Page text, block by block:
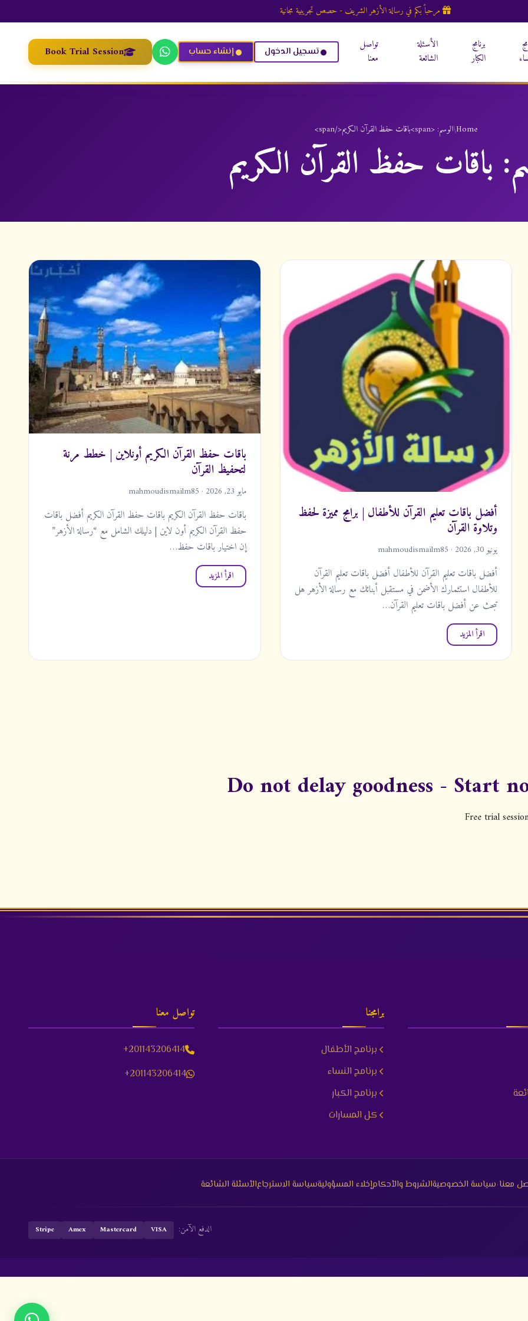
مرحباً بكم في رسالة الأزهر الشريف - حصص تجريبية مجانية
برنامج
الكبار
الأسئلة
الشائعة
تواصل
معنا
تسجيل الدخول إنشاء حساب Book Trial Session
Home
/الوسم: <span>باقات حفظ القرآن الكريم</span>
باقات حفظ القرآن الكريم
أفضل باقات تعليم القرآن للأطفال | برامج مميزة لحفظ
وتلاوة القرآن
يونيو 30, 2026 · mahmoudismailm85
أفضل باقات تعليم القرآن للأطفال أفضل باقات تعليم القرآن
للأطفال استثمارك الأضمن في مستقبل أبنائك مع رسالة الأزهر هل
تبحث عن أفضل باقات تعليم القرآن…
اقرأ المزيد
باقات حفظ القرآن الكريم أونلاين | خطط مرنة
لتحفيظ القرآن
مايو 23, 2026 · mahmoudismailm85
باقات حفظ القرآن الكريم باقات حفظ القرآن الكريم أفضل باقات
حفظ القرآن الكريم أون لاين | دليلك الشامل مع “رسالة الأزهر”
إن اختيار باقات حفظ…
اقرأ المزيد
Do not delay goodness - Start
Free trial
برامجنا
برنامج الأطفال
برنامج النساء
برنامج الكبار
كل المسارات
تواصل معنا
+201143206414
+201143206414
معنا·سياسة الخصوصيةالشروط والأحكامإخلاء المسؤوليةسياسة الاسترجاعالأسئلة الشائعة
الدفع الآمن: VISA
Mastercard
Amex
Stripe